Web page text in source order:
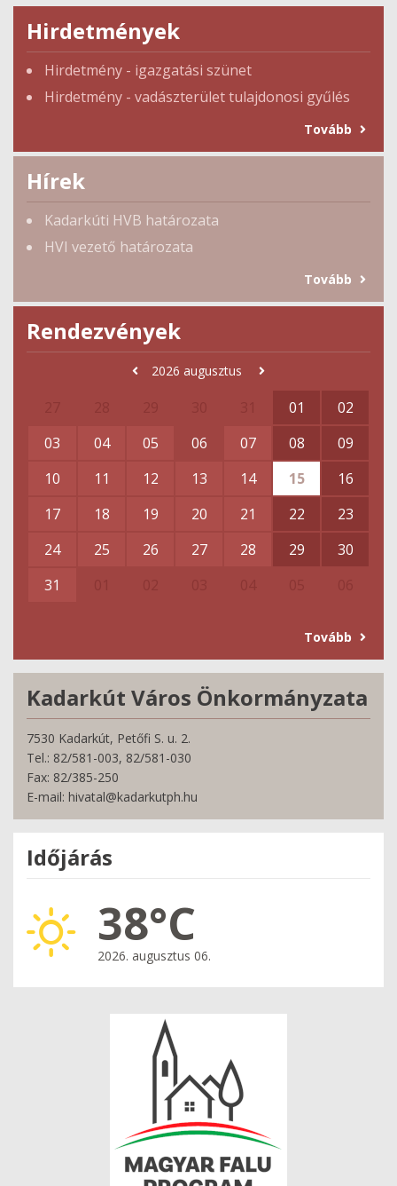
Hirdetmények
Hirdetmény - igazgatási szünet
Hirdetmény - vadászterület tulajdonosi gyűlés
Tovább
Hírek
Kadarkúti HVB határozata
HVI vezető határozata
Tovább
Rendezvények
2026 augusztus
01
02
03
04 05 06 07 08
09
10
11 12 13 14 15
16
17
18 19 20 21 22
23
24
25 26 27 28 29
30
31
Tovább
Kadarkút Város Önkormányzata
7530 Kadarkút, Petőfi S. u. 2.
Tel.: 82/581-003, 82/581-030
Fax: 82/385-250
E-mail: hivatal@kadarkutph.hu
Időjárás
38°C
2026. augusztus 06.